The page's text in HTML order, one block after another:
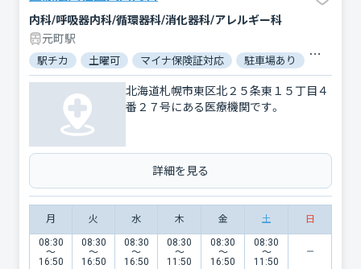
内科/呼吸器内科/循環器科/消化器科/アレルギー科
元町駅
駅チカ 土曜可 マイナ保険証対応 駐車場あり
北海道札幌市東区北２５条東１５丁目４
番２７号にある医療機関です。
詳細を見る
月 火 水 木 金 土 日
08:30
〜
16:50
08:30
〜
16:50
08:30
〜
16:50
08:30
〜
11:50
08:30
〜
16:50
08:30
〜
11:50